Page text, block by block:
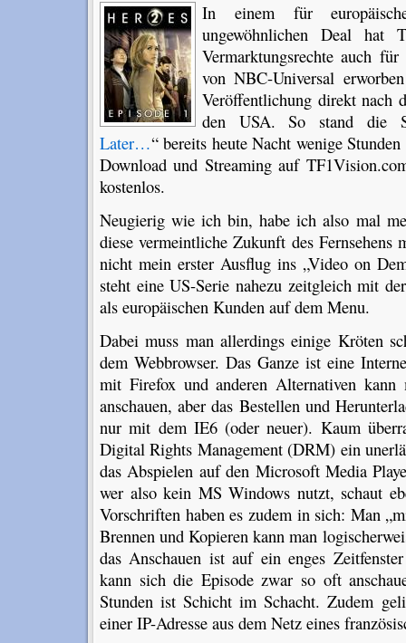
In einem für
ungewöhnlichen Deal hat
Vermarktungsrechte auch
von NBC-Universal
Veröffentlichung direkt nach
den USA. So stand die
Later…“ bereits heute Nacht wenige
Download und Streaming auf
kostenlos.
Neugierig wie ich bin, habe ich also mal
diese vermeintliche Zukunft des Fernsehens
nicht mein erster Ausflug ins „Video on
steht eine US-Serie nahezu zeitgleich mit
als europäischen Kunden auf dem Menu.
Dabei muss man allerdings einige Kröten
dem Webbrowser. Das Ganze ist eine
mit Firefox und anderen Alternativen kann
anschauen, aber das Bestellen und
nur mit dem IE6 (oder neuer). Kaum
Digital Rights Management (DRM) ein
das Abspielen auf den Microsoft Media
wer also kein MS Windows nutzt, schaut
Vorschriften haben es zudem in sich: Man
Brennen und Kopieren kann man
das Anschauen ist auf ein enges
kann sich die Episode zwar so oft
Stunden ist Schicht im Schacht. Zudem
einer IP-Adresse aus dem Netz eines